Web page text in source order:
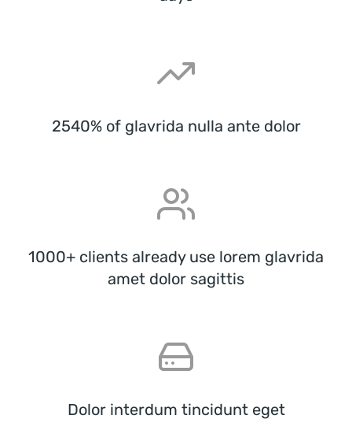
2540% of glavrida nulla ante dolor
1000+ clients already use lorem glavrida
amet dolor sagittis
Dolor interdum tincidunt eget